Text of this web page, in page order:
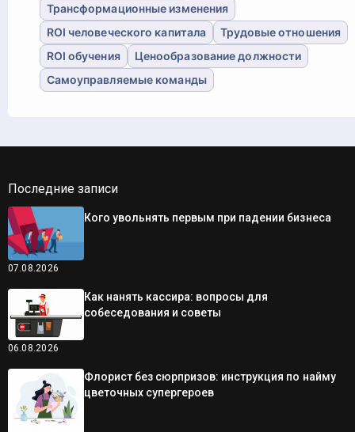
Трансформационные изменения
ROI человеческого капитала
Трудовые отношения
ROI обучения
Ценообразование должности
Самоуправляемые команды
Последние записи
07.08.2026
Кого увольнять первым при падении бизнеса
06.08.2026
Как нанять кассира: вопросы для
собеседования и советы
Флорист без сюрпризов: инструкция по найму
цветочных супергероев